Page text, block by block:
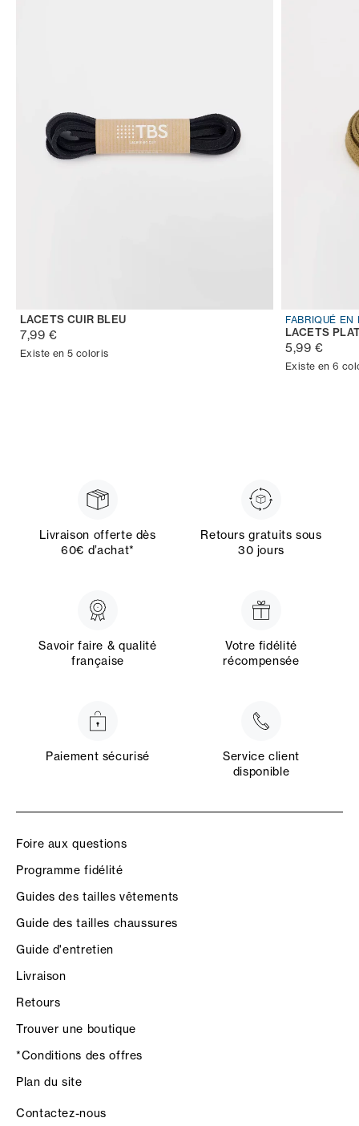
LACETS CUIR BLEU
7,99 €
Existe en 5 coloris
FABRIQUÉ EN
LACETS
5,99 €
Existe en 6
Livraison offerte dès
60€ d’achat*
Retours gratuits sous
30 jours
Savoir faire & qualité
française
Votre fidélité
récompensée
Paiement sécurisé
Service client
disponible
Foire aux questions
Programme fidélité
Guides des tailles vêtements
Guide des tailles chaussures
Guide d'entretien
Livraison
Retours
Trouver une boutique
*Conditions des offres
Plan du site
Contactez-nous